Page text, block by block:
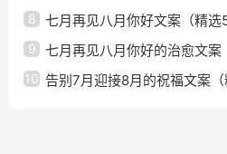
8 七月再见八月你好文案（精选
9
七月再见八月你好的治愈文
句）
10 告别7月迎接8月的祝福文案（